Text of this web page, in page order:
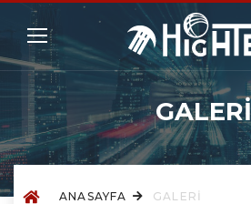
GALERİ
ANASAYFA GALERİ